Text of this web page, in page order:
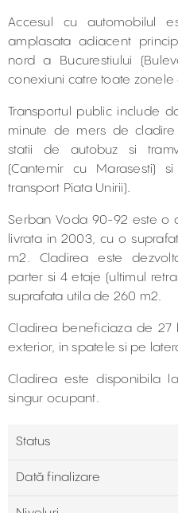
Accesul cu automobilul
amplasata adiacent
nord a Bucurestiului
conexiuni catre toate zonele
Transportul public include
minute de mers de cladire
statii de autobuz si
(Cantemir cu Marasesti)
transport Piata Unirii).
Serban Voda 90-92 este o
livrata in 2003, cu o
m2. Cladirea este
parter si 4 etaje (ultimul
suprafata utila de 260 m2.
Cladirea beneficiaza de
exterior, in spatele si pe
Cladirea este disponibila
singur ocupant.
Status
Dată finalizare